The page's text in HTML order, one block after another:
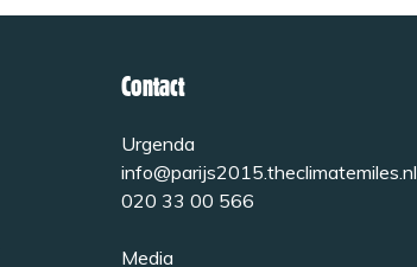
Contact
Urgenda
info@parijs2015.theclimatemiles.nl
020 33 00 566
Media